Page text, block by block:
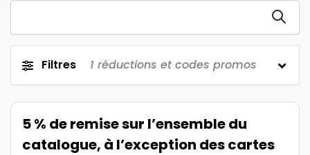
Filtres 1 réductions et codes promos
5 % de remise sur l’ensemble du
catalogue, à l’exception des cartes